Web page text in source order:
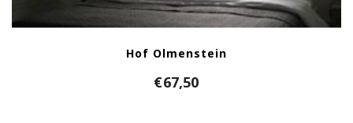
Hof Olmenstein
€67,50